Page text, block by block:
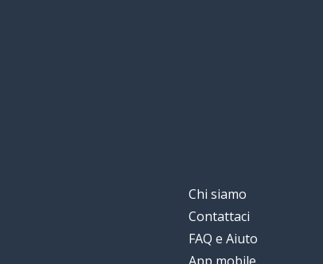
Chi siamo
Contattaci
FAQ e Aiuto